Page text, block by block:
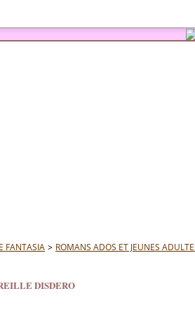
FANTASIA > ROMANS ADOS ET JEUNES
DISDERO